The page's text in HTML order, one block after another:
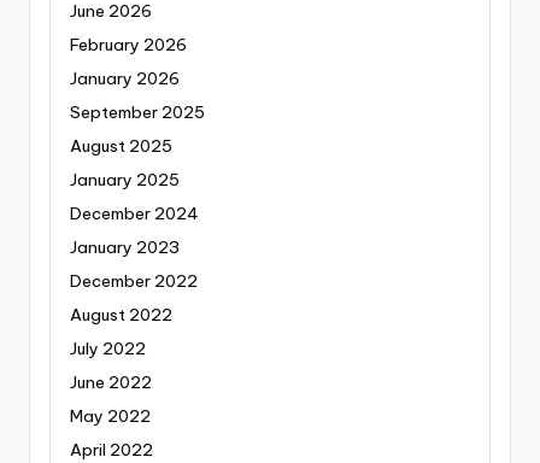
June 2026
February 2026
January 2026
September 2025
August 2025
January 2025
December 2024
January 2023
December 2022
August 2022
July 2022
June 2022
May 2022
April 2022